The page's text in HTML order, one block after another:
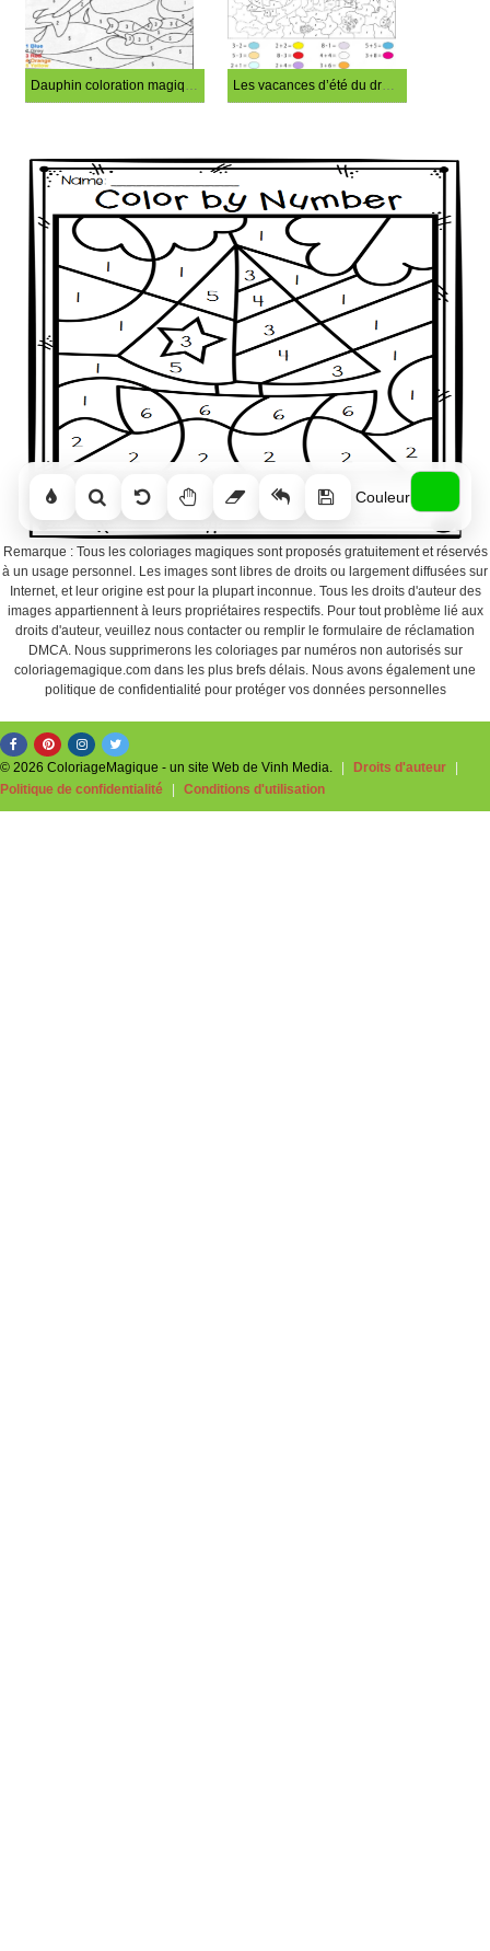
Dauphin coloration magique Les vacances d’été du dragon coloriage magique
Couleur
Remarque : Tous les coloriages magiques sont proposés gratuitement et réservés
à un usage personnel. Les images sont libres de droits ou largement diffusées sur
Internet, et leur origine est pour la plupart inconnue. Tous les droits d'auteur des
images appartiennent à leurs propriétaires respectifs. Pour tout problème lié aux
droits d'auteur, veuillez nous contacter ou remplir le formulaire de réclamation
DMCA. Nous supprimerons les coloriages par numéros non autorisés sur
coloriagemagique.com dans les plus brefs délais. Nous avons également une
politique de confidentialité pour protéger vos données personnelles
© 2026 ColoriageMagique - un site Web de Vinh Media. Droits d'auteur
Politique de confidentialité
Conditions d'utilisation